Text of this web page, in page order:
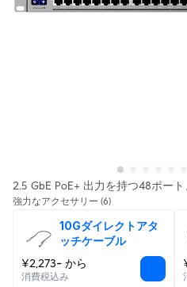
2.5 GbE PoE+ 出力を持つ48ポー
強力なアクセサリー (6)
10Gダイレクトアタ
ッチケーブル
¥2,273~ から
消費税込み